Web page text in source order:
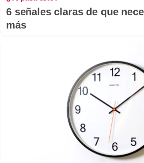
6 señales claras de que
más